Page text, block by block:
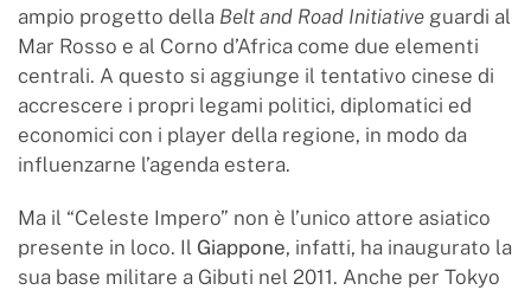
ampio progetto della Belt and Road Initiative guardi al
Mar Rosso e al Corno d’Africa come due elementi
centrali. A questo si aggiunge il tentativo cinese di
accrescere i propri legami politici, diplomatici ed
economici con i player della regione, in modo da
influenzarne l’agenda estera.
Ma il “Celeste Impero” non è l’unico attore asiatico
presente in loco. Il Giappone, infatti, ha inaugurato la
sua base militare a Gibuti nel 2011. Anche per Tokyo